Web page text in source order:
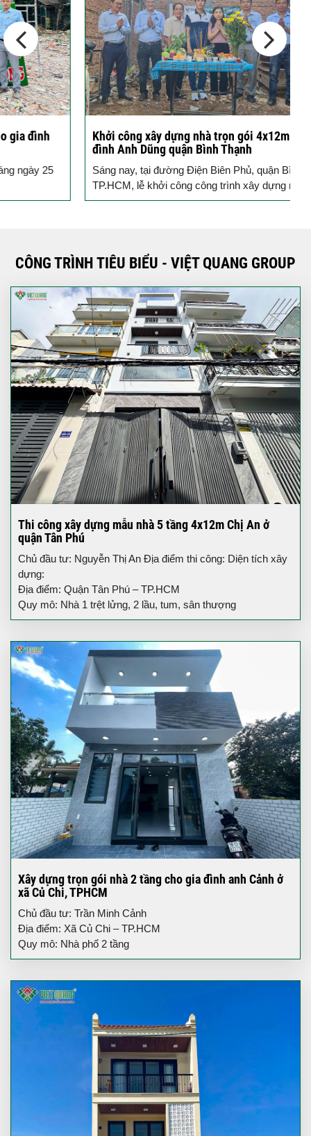
đơn giản,...
Khởi công xây dựng nhà trọn gói 4x12m cùng gia
đình Anh Dũng quận Bình Thạnh
Sáng nay, tại đường Điện Biên Phủ, quận Bình Thạnh,
TP.HCM, lễ khởi công công trình xây dựng nhà phố...
CÔNG TRÌNH TIÊU BIỂU - VIỆT QUANG GROUP
Thi công xây dựng mẫu nhà 5 tầng 4x12m Chị An ở
quận Tân Phú
Chủ đầu tư: Nguyễn Thị An Địa điểm thi công: Diện tích xây
dựng:
Địa điểm: Quận Tân Phú – TP.HCM
Quy mô: Nhà 1 trệt lửng, 2 lầu, tum, sân thượng
Xây dựng trọn gói nhà 2 tầng cho gia đình anh Cảnh ở
xã Củ Chi, TPHCM
Chủ đầu tư: Trần Minh Cảnh
Địa điểm: Xã Củ Chi – TP.HCM
Quy mô: Nhà phố 2 tầng